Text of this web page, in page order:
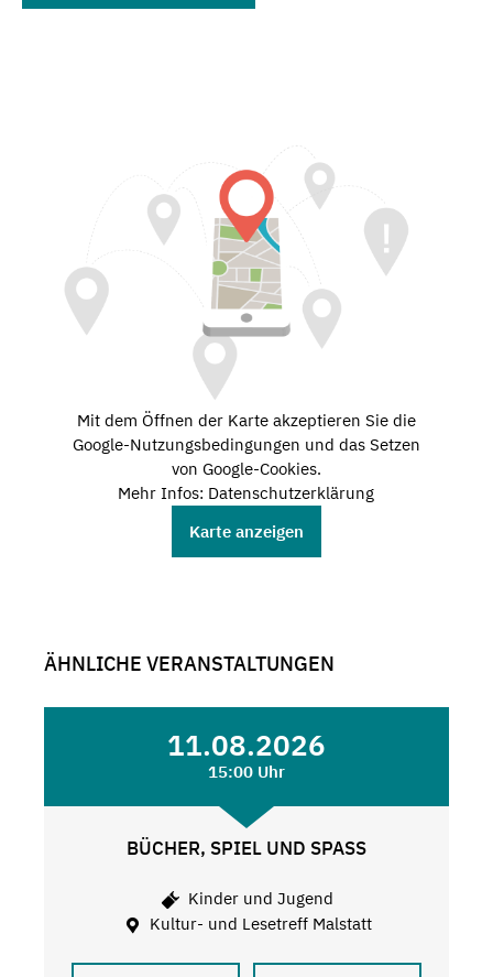
Mit dem Öffnen der Karte akzeptieren Sie die
Google-Nutzungsbedingungen und das Setzen
von Google-Cookies.
Mehr Infos: Datenschutzerklärung
Karte anzeigen
ÄHNLICHE VERANSTALTUNGEN
11.08.2026
15:00 Uhr
BÜCHER, SPIEL UND SPASS
Kinder und Jugend
Kultur- und Lesetreff Malstatt